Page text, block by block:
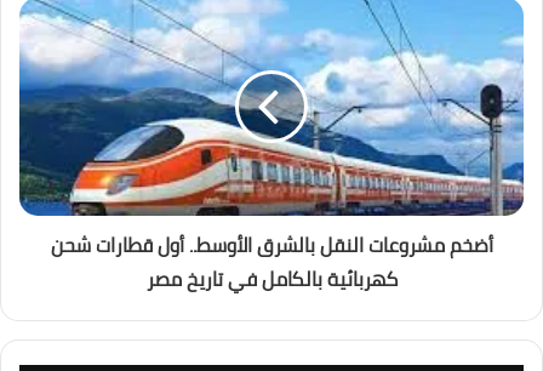
أضخم مشروعات النقل بالشرق الأوسط.. أول قطارات شحن
كهربائية بالكامل في تاريخ مصر